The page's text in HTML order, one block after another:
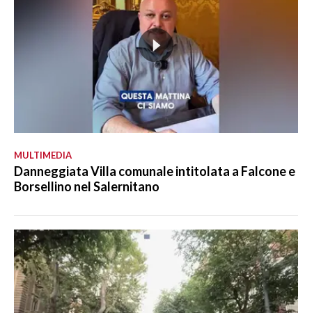
MULTIMEDIA
Danneggiata Villa comunale intitolata a Falcone e
Borsellino nel Salernitano